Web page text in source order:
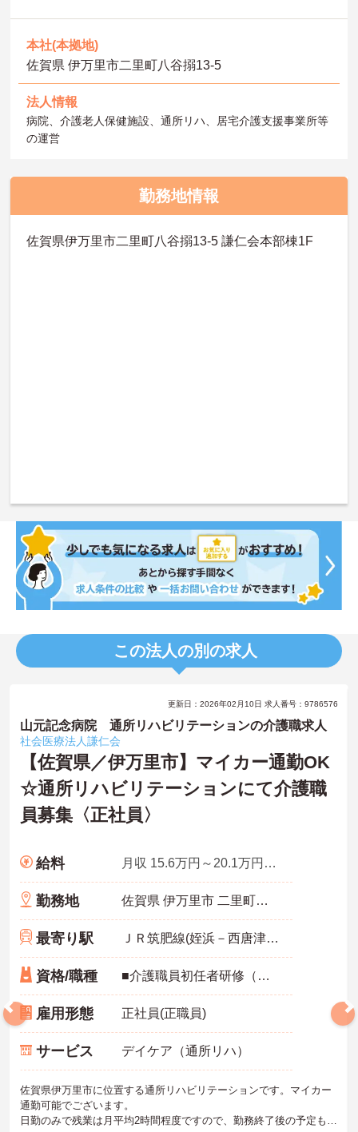
本社(本拠地)
佐賀県 伊万里市二里町八谷搦13-5
法人情報
病院、介護老人保健施設、通所リハ、居宅介護支援事業所等
の運営
勤務地情報
佐賀県伊万里市二里町八谷搦13-5 謙仁会本部棟1F
この法人の別の求人
更新日：2026年02月10日 求人番号：9786576
山元記念病院 通所リハビリテーションの介護職求人
社会医療法人謙仁会
【佐賀県／伊万里市】マイカー通勤OK
☆通所リハビリテーションにて介護職
員募集〈正社員〉
給料 月収 15.6万円～20.1万円程度
勤務地 佐賀県 伊万里市 二里町八谷搦88-4
最寄り駅 ＪＲ筑肥線(姪浜－西唐津)「伊万里駅」徒歩12分
資格/職種 ■介護職員初任者研修（ヘルパー2級）以上、介護福祉士 いずれか必須 ■普通自動車運転免許必須（AT限定可） ■ワード・エクセルの基本操作ができる方 ■介護業務の経験があれば尚良し
雇用形態 正社員(正職員)
サービス デイケア（通所リハ）
佐賀県伊万里市に位置する通所リハビリテーションです。マイカー
通勤可能でございます。
日勤のみで残業は月平均2時間程度ですので、勤務終了後の予定も立